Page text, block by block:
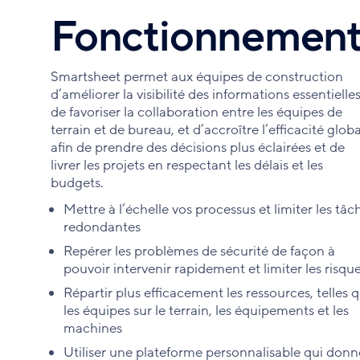
Smartsheet permet aux équipes de construction
d’améliorer la visibilité des informations
de favoriser la collaboration entre les équipes de
terrain et de bureau, et d’accroître l’efficacité
afin de prendre des décisions plus éclairées et de
livrer les projets en respectant les délais et les
budgets.
Mettre à l’échelle vos processus et limiter les
redondantes
Repérer les problèmes de sécurité de façon à
pouvoir intervenir rapidement et limiter les
Répartir plus efficacement les ressources, telles
les équipes sur le terrain, les équipements et les
machines
Utiliser une plateforme personnalisable qui